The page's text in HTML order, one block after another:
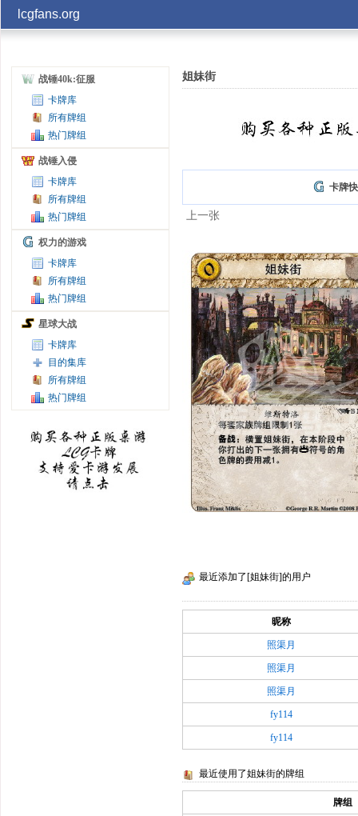
lcgfans.org
战锤40k:征服
卡牌库
所有牌组
热门牌组
战锤入侵
卡牌库
所有牌组
热门牌组
权力的游戏
卡牌库
所有牌组
热门牌组
星球大战
卡牌库
目的集库
所有牌组
热门牌组
姐妹街
卡牌
上一张
最近添加了[姐妹街]的用户
昵称
照渠月
照渠月
照渠月
fy114
fy114
最近使用了姐妹街的牌组
牌组